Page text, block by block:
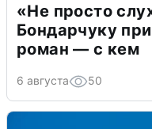
«Не просто
Бондарчуку
роман — с кем
6 августа 50